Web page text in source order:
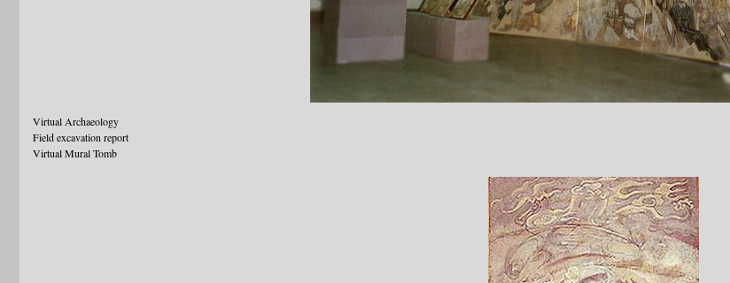
Virtual Archaeology
Field excavation report
Virtual Mural Tomb